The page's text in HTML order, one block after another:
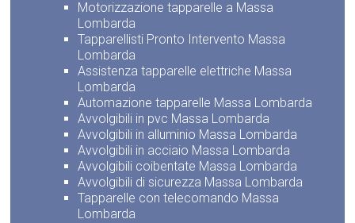
Motorizzazione tapparelle a Massa
Lombarda
Tapparellisti Pronto Intervento Massa
Lombarda
Assistenza tapparelle elettriche Massa
Lombarda
Automazione tapparelle Massa Lombarda
Avvolgibili in pvc Massa Lombarda
Avvolgibili in alluminio Massa Lombarda
Avvolgibili in acciaio Massa Lombarda
Avvolgibili coibentate Massa Lombarda
Avvolgibili di sicurezza Massa Lombarda
Tapparelle con telecomando Massa
Lombarda